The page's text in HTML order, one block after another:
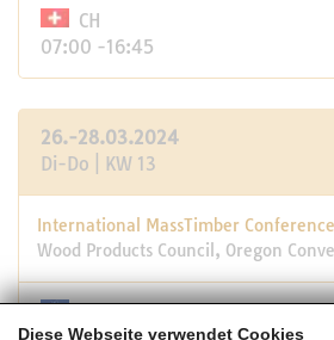
Diese Webseite verwendet Cookies
CH
07:00 -16:45
26.-28.03.2024
Di-Do | KW 13
International MassTimber
Wood Products Council, Oregon
USA